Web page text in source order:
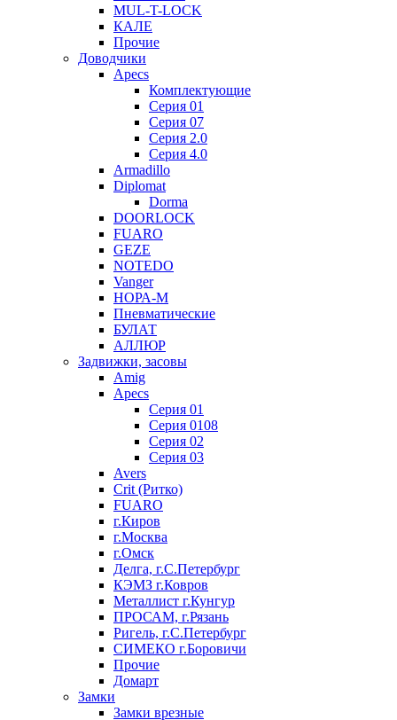
MUL-T-LOCK
КАЛЕ
Прочие
Доводчики
Apecs
Комплектующие
Серия 01
Серия 07
Серия 2.0
Серия 4.0
Armadillo
Diplomat
Dorma
DOORLOCK
FUARO
GEZE
NOTEDO
Vanger
НОРА-М
Пневматические
БУЛАТ
АЛЛЮР
Задвижки, засовы
Amig
Apecs
Серия 01
Серия 0108
Серия 02
Серия 03
Avers
Crit (Ритко)
FUARO
г.Киров
г.Москва
г.Омск
Делга, г.С.Петербург
КЭМЗ г.Ковров
Металлист г.Кунгур
ПРОСАМ, г.Рязань
Ригель, г.С.Петербург
СИМЕКО г.Боровичи
Прочие
Домарт
Замки
Замки врезные